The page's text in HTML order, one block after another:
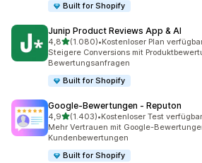
Built for Shopify
Junip Product Reviews App & AI
4,8von 5 Sternen
(1.080)
1080 Rezensionen insgesamt
•Kostenloser Plan
Steigere Conversions mit
Bewertungsanfragen
Built for Shopify
Google‑Bewertungen ‑ Reputon
4,9von 5 Sternen
(1.403)
1403 Rezensionen insgesamt
•Kostenloser Test verfügbar
Mehr Vertrauen mit Google-
Kundenbewertungen
Built for Shopify